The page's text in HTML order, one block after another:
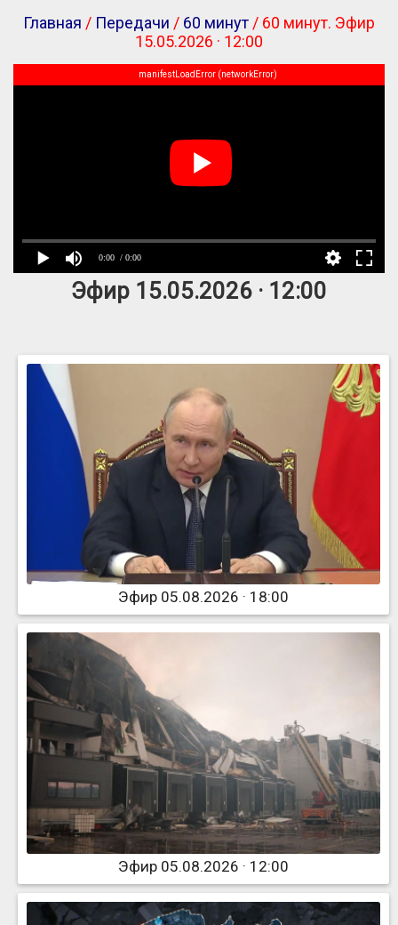
Главная / Передачи / 60 минут / 60 минут. Эфир
15.05.2026 · 12:00
0:00 / 0:00
manifestLoadError (networkError)
Эфир 15.05.2026 · 12:00
Эфир 05.08.2026 · 18:00
Эфир 05.08.2026 · 12:00